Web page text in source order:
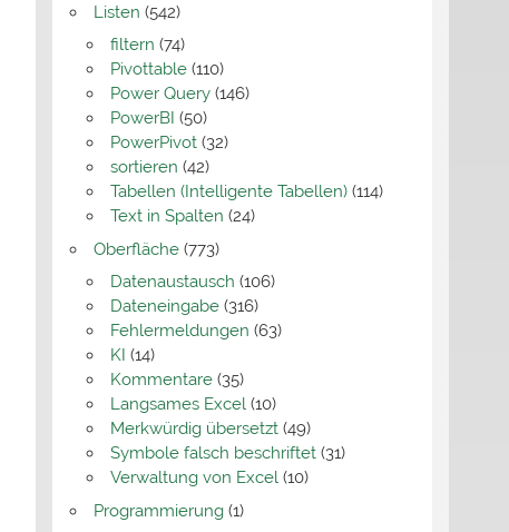
Listen (542)
filtern (74)
Pivottable (110)
Power Query (146)
PowerBI (50)
PowerPivot (32)
sortieren (42)
Tabellen (Intelligente Tabellen) (114)
Text in Spalten (24)
Oberfläche(773)
Datenaustausch (106)
Dateneingabe (316)
Fehlermeldungen (63)
KI (14)
Kommentare (35)
Langsames Excel (10)
Merkwürdig übersetzt (49)
Symbole falsch beschriftet (31)
Verwaltung von Excel (10)
Programmierung(1)